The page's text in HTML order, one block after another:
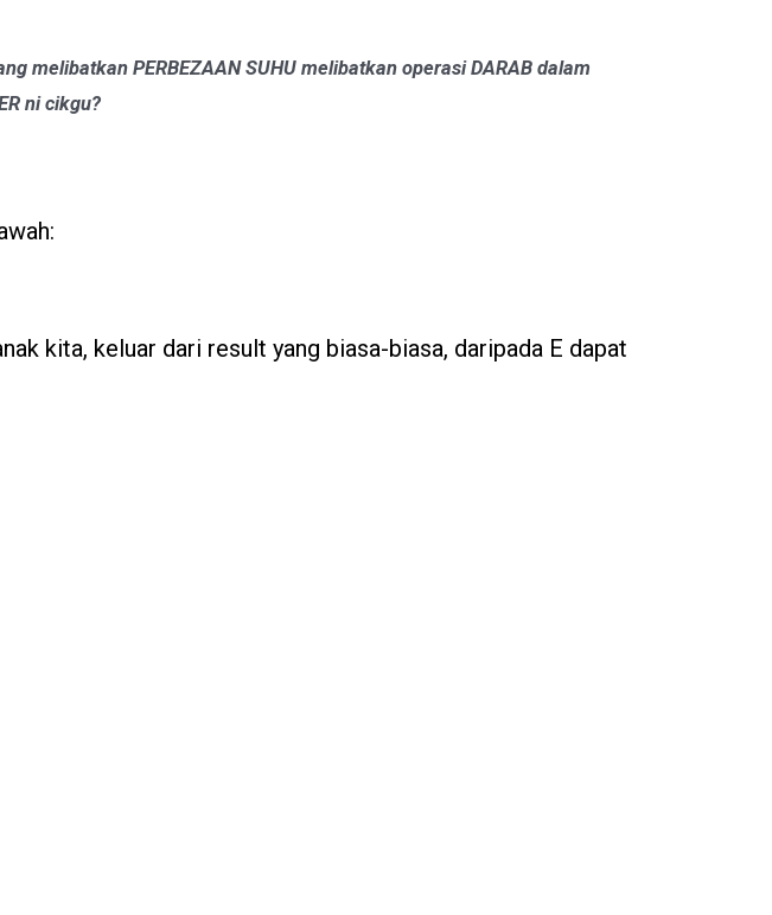
melibatkan PERBEZAAN SUHU melibatkan operasi DARAB dalam
ni cikgu?
kita, keluar dari result yang biasa-biasa, daripada E dapat